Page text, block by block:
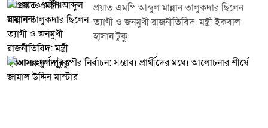
প্রয়াত এমপি আব্দুল মান্নান তালুকদার ছিলেন
ত্যাগী ও জনমুখী রাজনীতিবিদ: মন্ত্রী ইকবাল
হাসান টুকু